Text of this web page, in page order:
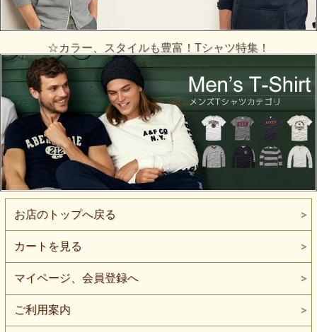
☆カラー、スタイルも豊富！Tシャツ特集！
お店のトップへ戻る
カートを見る
マイページ、会員登録へ
ご利用案内